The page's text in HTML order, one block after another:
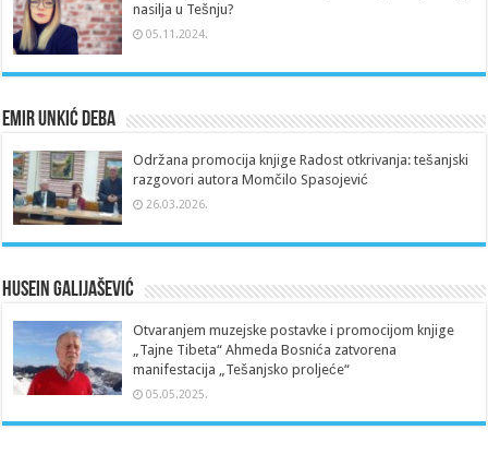
nasilja u Tešnju?
05.11.2024.
Emir Unkić Deba
Održana promocija knjige Radost otkrivanja: tešanjski
razgovori autora Momčilo Spasojević
26.03.2026.
Husein Galijašević
Otvaranjem muzejske postavke i promocijom knjige
„Tajne Tibeta“ Ahmeda Bosnića zatvorena
manifestacija „Tešanjsko proljeće“
05.05.2025.